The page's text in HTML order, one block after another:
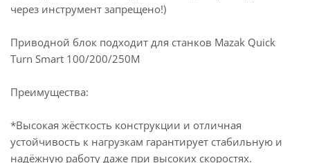
через инструмент запрещено!)
Приводной блок подходит для станков Mazak Quick
Turn Smart 100/200/250M
Преимущества:
*Высокая жёсткость конструкции и отличная
устойчивость к нагрузкам гарантирует стабильную и
надёжную работу даже при высоких скоростях.